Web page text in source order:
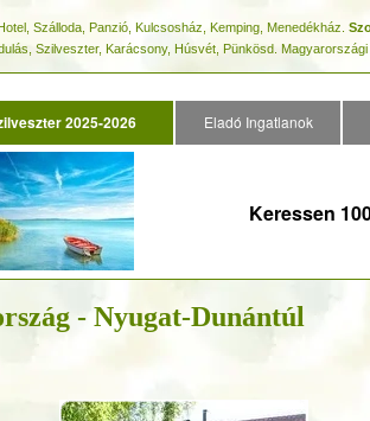
Szálloda, Panzió, Kulcsosház, Kemping, Menedékház.
Szilveszter, Karácsony, Húsvét, Pünkösd. Magyarországi
2025-2026 Eladó Ingatlanok
Keressen
- Nyugat-Dunántúl